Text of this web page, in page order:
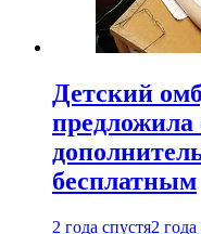
Детский
предложила
бесплатным
2 года спустя2 года